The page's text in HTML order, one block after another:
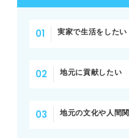
実家で生活をしたい
地元に貢献したい
地元の文化や人間